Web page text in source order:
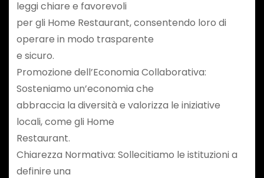
leggi chiare e favorevoli
per gli Home Restaurant, consentendo loro di
operare in modo trasparente
e sicuro.
Promozione dell’Economia Collaborativa:
Sosteniamo un’economia che
abbraccia la diversità e valorizza le iniziative
locali, come gli Home
Restaurant.
Chiarezza Normativa: Sollecitiamo le istituzioni a
definire una